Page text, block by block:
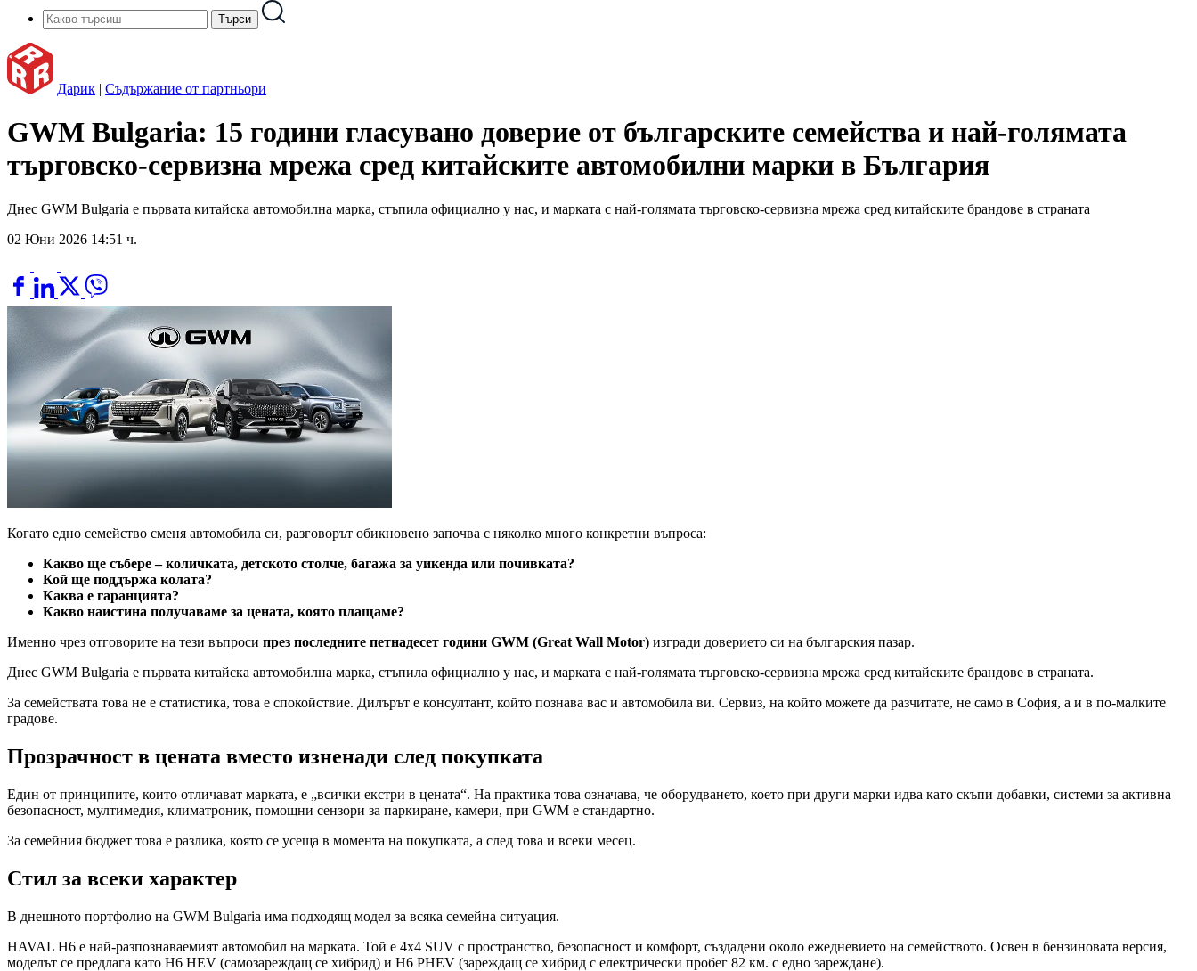
Дарик | Съдържание от партньори
GWM Bulgaria: 15 години гласувано доверие от българските семейства и най-голямата
търговско-сервизна мрежа сред китайските автомобилни марки в България
Днес GWM Bulgaria е първата китайска автомобилна марка, стъпила официално у нас, и марката с най-голямата търговско-сервизна мрежа сред китайските брандове в страната
02 Юни 2026 14:51 ч.
Когато едно семейство сменя автомобила си, разговорът обикновено започва с няколко много конкретни въпроса:
Какво ще събере – количката, детското столче, багажа за уикенда или почивката?
Кой ще поддържа колата?
Каква е гаранцията?
Какво наистина получаваме за цената, която плащаме?
Именно чрез отговорите на тези въпроси през последните петнадесет години GWM (Great Wall Motor) изгради доверието си на българския пазар.
Днес GWM Bulgaria е първата китайска автомобилна марка, стъпила официално у нас, и марката с най-голямата търговско-сервизна мрежа сред китайските брандове в страната.
За семействата това не е статистика, това е спокойствие. Дилърът е консултант, който познава вас и автомобила ви. Сервиз, на който можете да разчитате, не само в София, а и в по-малките
градове.
Прозрачност в цената вместо изненади след покупката
Един от принципите, които отличават марката, е „всички екстри в цената“. На практика това означава, че оборудването, което при други марки идва като скъпи добавки, системи за активна
безопасност, мултимедия, климатроник, помощни сензори за паркиране, камери, при GWM е стандартно.
За семейния бюджет това е разлика, която се усеща в момента на покупката, а след това и всеки месец.
Стил за всеки характер
В днешното портфолио на GWM Bulgaria има подходящ модел за всяка семейна ситуация.
HAVAL H6 е най-разпознаваемият автомобил на марката. Той е 4х4 SUV с пространство, безопасност и комфорт, създадени около ежедневието на семейството. Освен в бензиновата версия,
моделът се предлага като H6 HEV (самозареждащ се хибрид) и H6 PHEV (зареждащ се хибрид с електрически пробег 82 км. с едно зареждане).